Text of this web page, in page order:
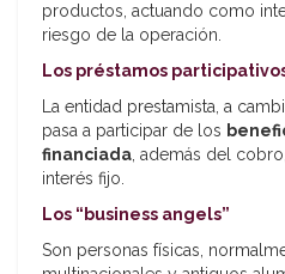
productos, actuando como
riesgo de la operación.
Los préstamos
La entidad prestamista, a
pasa a participar de los
financiada, además del
interés fijo.
Los “business angels”
Son personas físicas,